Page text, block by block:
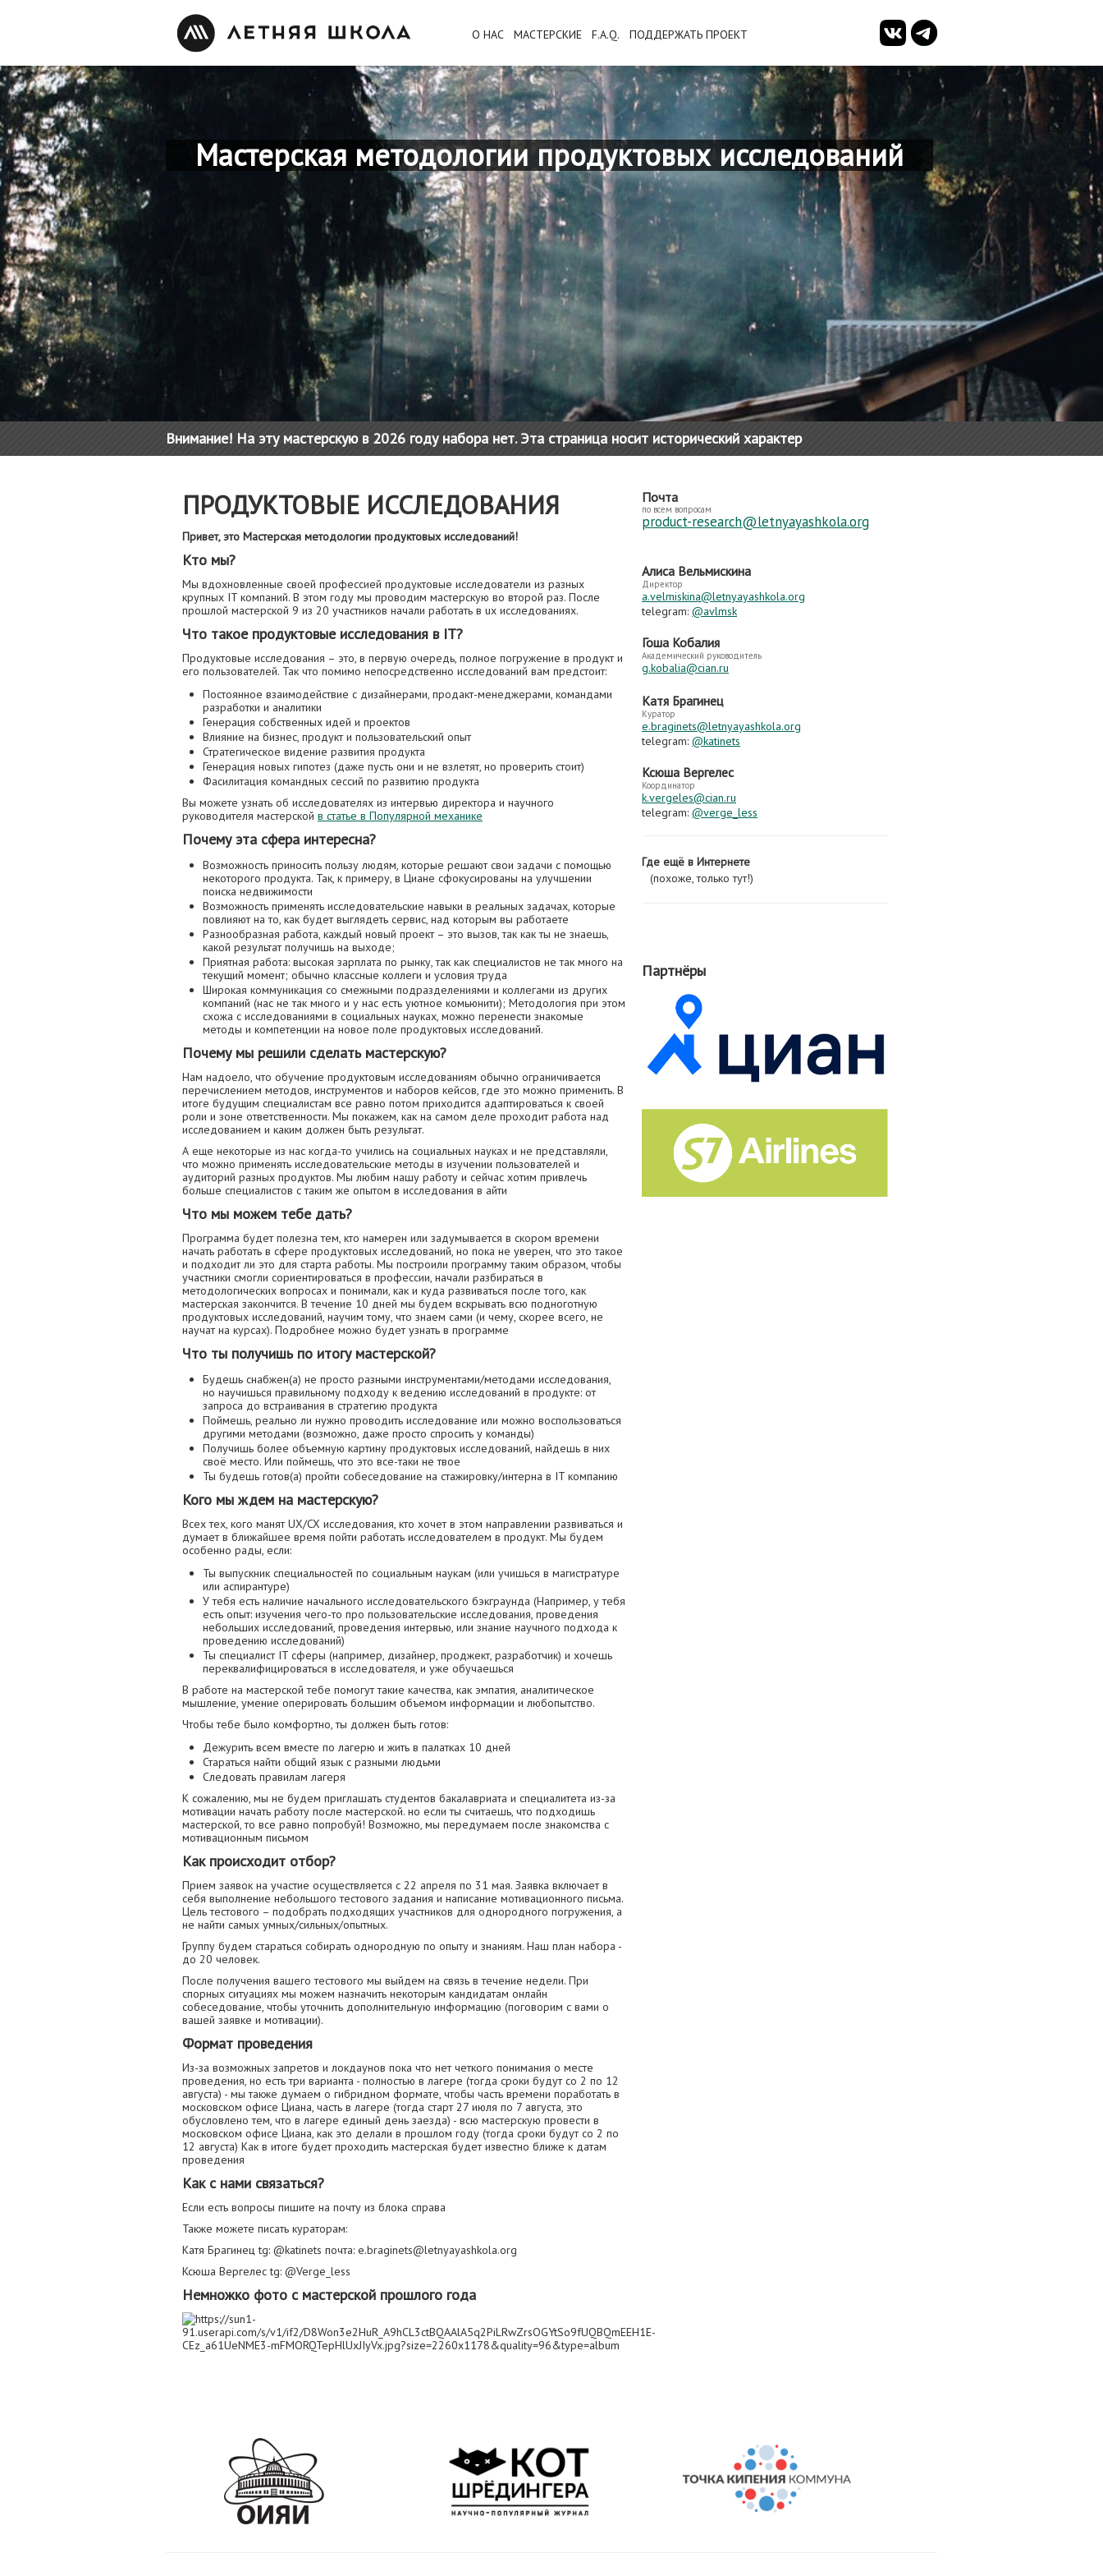
О НАС МАСТЕРСКИЕ F.A.Q. ПОДДЕРЖАТЬ ПРОЕКТ
Мастерская методологии продуктовых исследований
Внимание! На эту мастерскую в 2026 году набора нет. Эта страница носит исторический характер
ПРОДУКТОВЫЕ ИССЛЕДОВАНИЯ
Привет, это Мастерская методологии продуктовых исследований!
Кто мы?
Мы вдохновленные своей профессией продуктовые исследователи из разных
крупных IT компаний. В этом году мы проводим мастерскую во второй раз. После
прошлой мастерской 9 из 20 участников начали работать в ux исследованиях.
Что такое продуктовые исследования в IT?
Продуктовые исследования – это, в первую очередь, полное погружение в продукт и
его пользователей. Так что помимо непосредственно исследований вам предстоит:
Постоянное взаимодействие с дизайнерами, продакт-менеджерами, командами
разработки и аналитики
Генерация собственных идей и проектов
Влияние на бизнес, продукт и пользовательский опыт
Стратегическое видение развития продукта
Генерация новых гипотез (даже пусть они и не взлетят, но проверить стоит)
Фасилитация командных сессий по развитию продукта
Вы можете узнать об исследователях из интервью директора и научного
руководителя мастерской в статье в Популярной механике
Почему эта сфера интересна?
Возможность приносить пользу людям, которые решают свои задачи с помощью
некоторого продукта. Так, к примеру, в Циане сфокусированы на улучшении
поиска недвижимости
Возможность применять исследовательские навыки в реальных задачах, которые
повлияют на то, как будет выглядеть сервис, над которым вы работаете
Разнообразная работа, каждый новый проект – это вызов, так как ты не знаешь,
какой результат получишь на выходе;
Приятная работа: высокая зарплата по рынку, так как специалистов не так много на
текущий момент; обычно классные коллеги и условия труда
Широкая коммуникация со смежными подразделениями и коллегами из других
компаний (нас не так много и у нас есть уютное комьюнити); Методология при этом
схожа с исследованиями в социальных науках, можно перенести знакомые
методы и компетенции на новое поле продуктовых исследований.
Почему мы решили сделать мастерскую?
Нам надоело, что обучение продуктовым исследованиям обычно ограничивается
перечислением методов, инструментов и наборов кейсов, где это можно применить. В
итоге будущим специалистам все равно потом приходится адаптироваться к своей
роли и зоне ответственности. Мы покажем, как на самом деле проходит работа над
исследованием и каким должен быть результат.
А еще некоторые из нас когда-то учились на социальных науках и не представляли,
что можно применять исследовательские методы в изучении пользователей и
аудиторий разных продуктов. Мы любим нашу работу и сейчас хотим привлечь
больше специалистов с таким же опытом в исследования в айти
Что мы можем тебе дать?
Программа будет полезна тем, кто намерен или задумывается в скором времени
начать работать в сфере продуктовых исследований, но пока не уверен, что это такое
и подходит ли это для старта работы. Мы построили программу таким образом, чтобы
участники смогли сориентироваться в профессии, начали разбираться в
методологических вопросах и понимали, как и куда развиваться после того, как
мастерская закончится. В течение 10 дней мы будем вскрывать всю подноготную
продуктовых исследований, научим тому, что знаем сами (и чему, скорее всего, не
научат на курсах). Подробнее можно будет узнать в программе
Что ты получишь по итогу мастерской?
Будешь снабжен(а) не просто разными инструментами/методами исследования,
но научишься правильному подходу к ведению исследований в продукте: от
запроса до встраивания в стратегию продукта
Поймешь, реально ли нужно проводить исследование или можно воспользоваться
другими методами (возможно, даже просто спросить у команды)
Получишь более объемную картину продуктовых исследований, найдешь в них
своё место. Или поймешь, что это все-таки не твое
Ты будешь готов(а) пройти собеседование на стажировку/интерна в IT компанию
Кого мы ждем на мастерскую?
Всех тех, кого манят UX/CX исследования, кто хочет в этом направлении развиваться и
думает в ближайшее время пойти работать исследователем в продукт. Мы будем
особенно рады, если:
Ты выпускник специальностей по социальным наукам (или учишься в магистратуре
или аспирантуре)
У тебя есть наличие начального исследовательского бэкграунда (Например, у тебя
есть опыт: изучения чего-то про пользовательские исследования, проведения
небольших исследований, проведения интервью, или знание научного подхода к
проведению исследований)
Ты специалист IT сферы (например, дизайнер, проджект, разработчик) и хочешь
переквалифицироваться в исследователя, и уже обучаешься
В работе на мастерской тебе помогут такие качества, как эмпатия, аналитическое
мышление, умение оперировать большим объемом информации и любопытство.
Чтобы тебе было комфортно, ты должен быть готов:
Дежурить всем вместе по лагерю и жить в палатках 10 дней
Стараться найти общий язык с разными людьми
Следовать правилам лагеря
К сожалению, мы не будем приглашать студентов бакалавриата и специалитета из-за
мотивации начать работу после мастерской. но если ты считаешь, что подходишь
мастерской, то все равно попробуй! Возможно, мы передумаем после знакомства с
мотивационным письмом
Как происходит отбор?
Прием заявок на участие осуществляется с 22 апреля по 31 мая. Заявка включает в
себя выполнение небольшого тестового задания и написание мотивационного письма.
Цель тестового – подобрать подходящих участников для однородного погружения, а
не найти самых умных/сильных/опытных.
Группу будем стараться собирать однородную по опыту и знаниям. Наш план набора -
до 20 человек.
После получения вашего тестового мы выйдем на связь в течение недели. При
спорных ситуациях мы можем назначить некоторым кандидатам онлайн
собеседование, чтобы уточнить дополнительную информацию (поговорим с вами о
вашей заявке и мотивации).
Формат проведения
Из-за возможных запретов и локдаунов пока что нет четкого понимания о месте
проведения, но есть три варианта - полностью в лагере (тогда сроки будут со 2 по 12
августа) - мы также думаем о гибридном формате, чтобы часть времени поработать в
московском офисе Циана, часть в лагере (тогда старт 27 июля по 7 августа, это
обусловлено тем, что в лагере единый день заезда) - всю мастерскую провести в
московском офисе Циана, как это делали в прошлом году (тогда сроки будут со 2 по
12 августа) Как в итоге будет проходить мастерская будет известно ближе к датам
проведения
Как с нами связаться?
Если есть вопросы пишите на почту из блока справа
Также можете писать кураторам:
Катя Брагинец tg: @katinets почта: e.braginets@letnyayashkola.org
Ксюша Вергелес tg: @Verge_less
Немножко фото с мастерской прошлого года
Почта
по всем вопросам
product-research@letnyayashkola.org
Алиса Вельмискина
Директор
a.velmiskina@letnyayashkola.org
telegram: @avlmsk
Гоша Кобалия
Академический руководитель
g.kobalia@cian.ru
Катя Брагинец
Куратор
e.braginets@letnyayashkola.org
telegram: @katinets
Ксюша Вергелес
Координатор
k.vergeles@cian.ru
telegram: @verge_less
Где ещё в Интернете
(похоже, только тут!)
Партнёры